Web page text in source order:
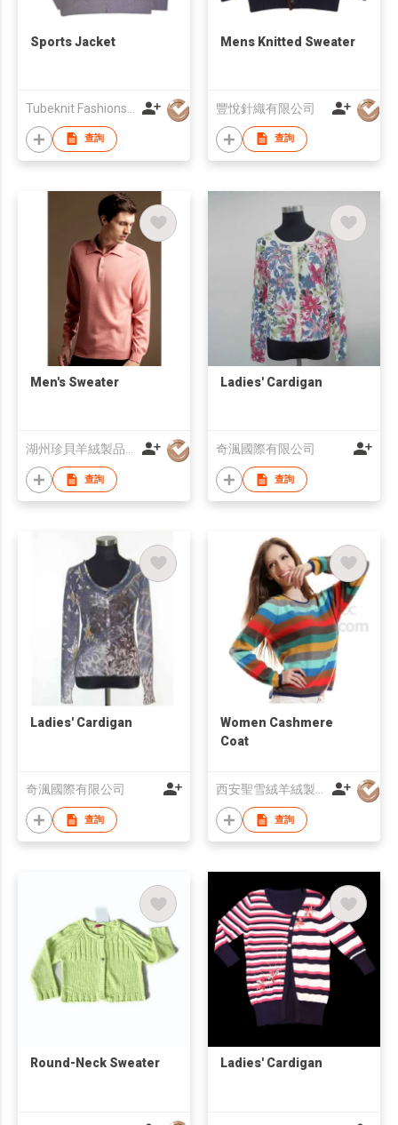
Sports Jacket
查詢
Mens Knitted Sweater
豐悅針織有限公司
查詢
Men's Sweater
查詢
Ladies' Cardigan
奇渢國際有限公司
查詢
Ladies' Cardigan
奇渢國際有限公司
查詢
Women Cashmere
Coat
西安聖雪絨羊絨製品有限公司
查詢
Round-Neck Sweater Ladies' Cardigan